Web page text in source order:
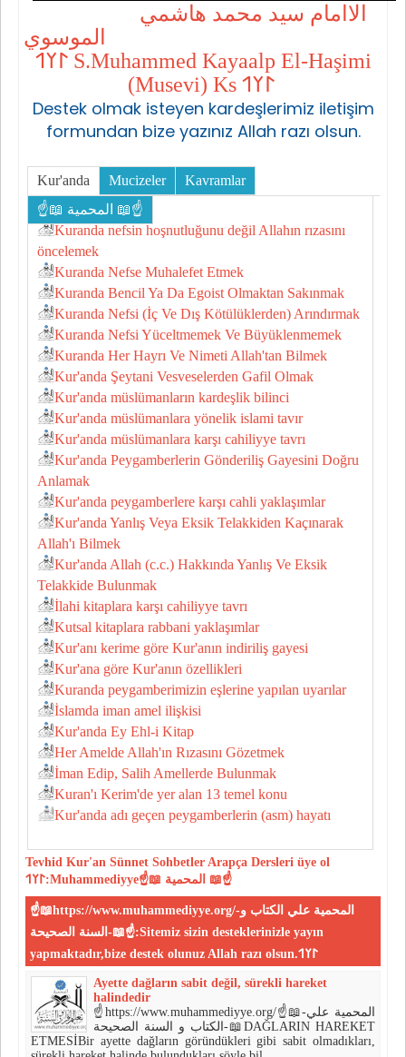
الاامام سيد محمد هاشمي
الموسوي
𐰃𐰠𐰯 S.Muhammed Kayaalp El-Haşimi
(Musevi) Ks 𐰃𐰠𐰯
Destek olmak isteyen kardeşlerimiz iletişim
formundan bize yazınız Allah razı olsun.
Kur'anda Mucizeler
Kavramlar
☝📖 المحمية 📖☝
Kuranda nefsin hoşnutluğunu değil Allahın rızasını
öncelemek
Kuranda Nefse Muhalefet Etmek
Kuranda Bencil Ya Da Egoist Olmaktan Sakınmak
Kuranda Nefsi (İç Ve Dış Kötülüklerden) Arındırmak
Kuranda Nefsi Yüceltmemek Ve Büyüklenmemek
Kuranda Her Hayrı Ve Nimeti Allah'tan Bilmek
Kur'anda Şeytani Vesveselerden Gafil Olmak
Kur'anda müslümanların kardeşlik bilinci
Kur'anda müslümanlara yönelik islami tavır
Kur'anda müslümanlara karşı cahiliyye tavrı
Kur'anda Peygamberlerin Gönderiliş Gayesini Doğru
Anlamak
Kur'anda peygamberlere karşı cahli yaklaşımlar
Kur'anda Yanlış Veya Eksik Telakkiden Kaçınarak
Allah'ı Bilmek
Kur'anda Allah (c.c.) Hakkında Yanlış Ve Eksik
Telakkide Bulunmak
İlahi kitaplara karşı cahiliyye tavrı
Kutsal kitaplara rabbani yaklaşımlar
Kur'anı kerime göre Kur'anın indiriliş gayesi
Kur'ana göre Kur'anın özellikleri
Kuranda peygamberimizin eşlerine yapılan uyarılar
İslamda iman amel ilişkisi
Kur'anda Ey Ehl-i Kitap
Her Amelde Allah'ın Rızasını Gözetmek
İman Edip, Salih Amellerde Bulunmak
Kuran'ı Kerim'de yer alan 13 temel konu
Kur'anda adı geçen peygamberlerin (asm) hayatı
Tevhid Kur'an Sünnet Sohbetler Arapça Dersleri üye ol
𐰃𐰠𐰯:Muhammediyye☝📖 المحمية 📖☝
☝📖https://www.muhammediyye.org/-المحمية علي الكتاب و
السنة الصحيحة-📖☝:Sitemiz sizin desteklerinizle yayın
yapmaktadır,bize destek olunuz Allah razı olsun.𐰃𐰠𐰯
Ayette dağların sabit değil, sürekli hareket
halindedir
☝https://www.muhammediyye.org/☝📖-المحمية علي
الكتاب و السنة الصحيحة-📖DAĞLARIN HAREKET
ETMESİBir ayette dağların göründükleri gibi sabit olmadıkları,